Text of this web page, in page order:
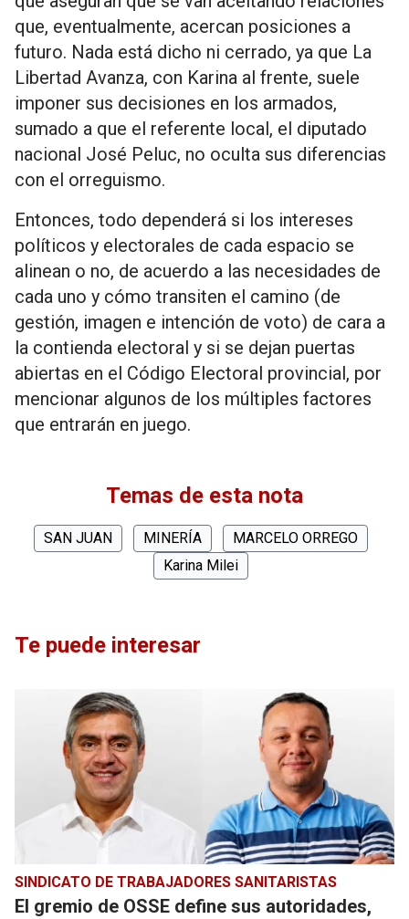
que, eventualmente, acercan posiciones a
futuro. Nada está dicho ni cerrado, ya que La
Libertad Avanza, con Karina al frente, suele
imponer sus decisiones en los armados,
sumado a que el referente local, el diputado
nacional José Peluc, no oculta sus diferencias
con el orreguismo.
Entonces, todo dependerá si los intereses
políticos y electorales de cada espacio se
alinean o no, de acuerdo a las necesidades de
cada uno y cómo transiten el camino (de
gestión, imagen e intención de voto) de cara a
la contienda electoral y si se dejan puertas
abiertas en el Código Electoral provincial, por
mencionar algunos de los múltiples factores
que entrarán en juego.
Temas de esta nota
SAN JUAN MINERÍA
MARCELO ORREGO
Karina Milei
Te puede interesar
SINDICATO DE TRABAJADORES SANITARISTAS
El gremio de OSSE define sus autoridades,